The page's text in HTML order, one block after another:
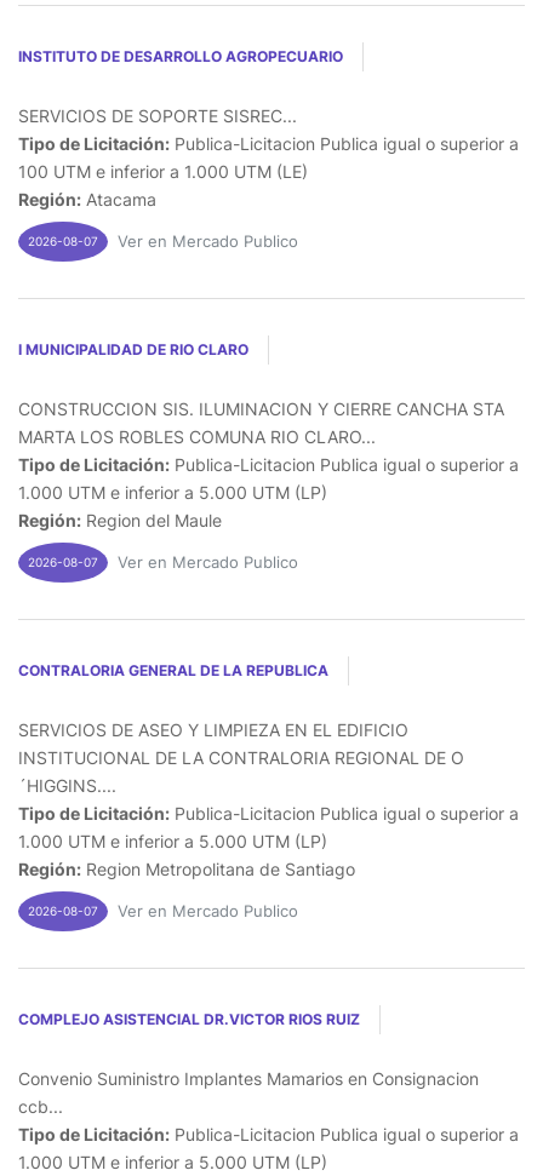
INSTITUTO DE DESARROLLO AGROPECUARIO
SERVICIOS DE SOPORTE SISREC...
Tipo de Licitación: Publica-Licitacion Publica igual o superior a
100 UTM e inferior a 1.000 UTM (LE)
Región: Atacama
2026-08-07 Ver en Mercado Publico
I MUNICIPALIDAD DE RIO CLARO
CONSTRUCCION SIS. ILUMINACION Y CIERRE CANCHA STA
MARTA LOS ROBLES COMUNA RIO CLARO...
Tipo de Licitación: Publica-Licitacion Publica igual o superior a
1.000 UTM e inferior a 5.000 UTM (LP)
Región: Region del Maule
2026-08-07 Ver en Mercado Publico
CONTRALORIA GENERAL DE LA REPUBLICA
SERVICIOS DE ASEO Y LIMPIEZA EN EL EDIFICIO
INSTITUCIONAL DE LA CONTRALORIA REGIONAL DE O
´HIGGINS....
Tipo de Licitación: Publica-Licitacion Publica igual o superior a
1.000 UTM e inferior a 5.000 UTM (LP)
Región: Region Metropolitana de Santiago
2026-08-07 Ver en Mercado Publico
COMPLEJO ASISTENCIAL DR.VICTOR RIOS RUIZ
Convenio Suministro Implantes Mamarios en Consignacion
ccb...
Tipo de Licitación: Publica-Licitacion Publica igual o superior a
1.000 UTM e inferior a 5.000 UTM (LP)